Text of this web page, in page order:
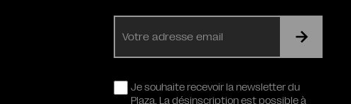
mail
RGPDJe souhaite recevoir la newsletter du
Plaza. La désinscription est possible à